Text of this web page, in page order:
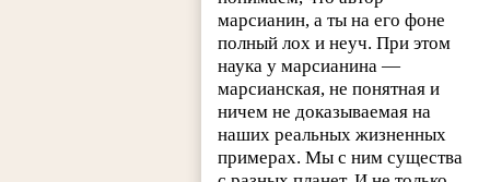
марсианин, а ты на его фоне
полный лох и неуч. При этом
наука у марсианина —
марсианская, не понятная и
ничем не доказываемая на
наших реальных жизненных
примерах. Мы с ним существа